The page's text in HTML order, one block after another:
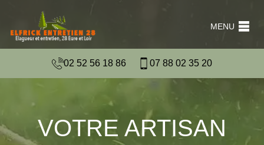
MENU
02 52 56 18 86 07 88 02 35 20
VOTRE ARTISAN